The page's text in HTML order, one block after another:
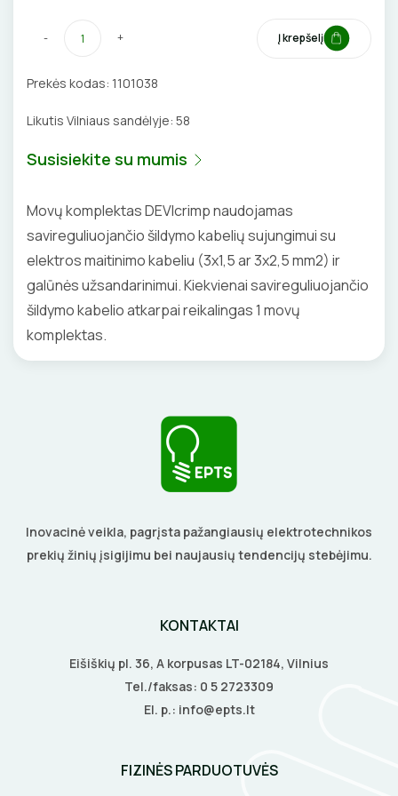
EL. SKAMBUČIAI
ŽAIBOSAUGA IR ĮŽEMINIMAS
GELINĖS JUNGTYS
ETIKEČIŲ SPAUSDINTUVAI
KALIMO ĮRANKIAI
LITAVIMO, KLIJAVIMO ĮRANKIAI
ELEKTRINIAI ĮRANKIAI
- + Į krepšelį
Prekės kodas: 1101038
Likutis Vilniaus sandėlyje: 58
Susisiekite su mumis
Movų komplektas DEVIcrimp naudojamas
savireguliuojančio šildymo kabelių sujungimui su
elektros maitinimo kabeliu (3x1,5 ar 3x2,5 mm2) ir
galūnės užsandarinimui. Kiekvienai savireguliuojančio
šildymo kabelio atkarpai reikalingas 1 movų
komplektas.
Inovacinė veikla, pagrįsta pažangiausių elektrotechnikos
prekių žinių įsigijimu bei naujausių tendencijų stebėjimu.
KONTAKTAI
Eišiškių pl. 36, A korpusas LT-02184, Vilnius
Tel./faksas: 0 5 2723309
El. p.: info@epts.lt
FIZINĖS PARDUOTUVĖS